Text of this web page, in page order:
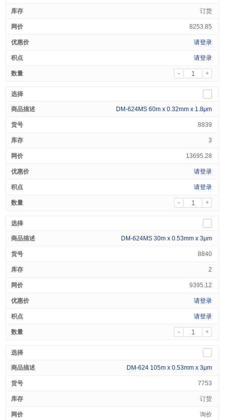
订货
8253.85
请登录
请登录
- +
DM-624MS 60m x 0.32mm x 1.8μm
8839
3
13695.28
请登录
请登录
- +
DM-624MS 30m x 0.53mm x 3μm
8840
2
9395.12
请登录
请登录
- +
DM-624 105m x 0.53mm x 3μm
7753
订货
询价